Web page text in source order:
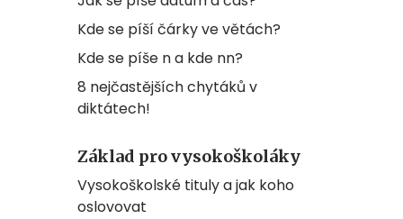
Kde se píší čárky ve větách?
Kde se píše n a kde nn?
8 nejčastějších chytáků v
diktátech!
Základ pro vysokoškoláky
Vysokoškolské tituly a jak koho
oslovovat